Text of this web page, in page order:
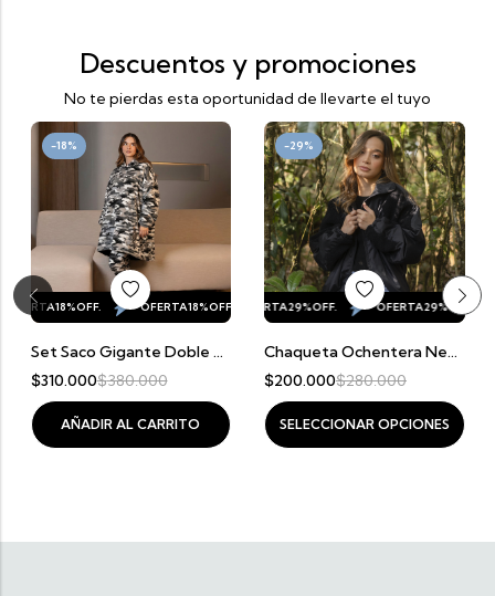
Descuentos y promociones
No te pierdas esta oportunidad de llevarte el tuyo
-18%
18%OFF. OFERTA18%OFF. OFERTA18%OFF. OFERTA18%OFF.
Set Saco Gigante Doble Faz Camuflado + Medias Calentadoras Camufladas
$310.000$380.000
AÑADIR AL CARRITO
-29%
OFERTA 29%OFF. OFERTA29%OFF.
Chaqueta Ochentera Nepal Negra – Mujer
$200.000$280.000
SELECCIONAR OPCIONES
OFERTA